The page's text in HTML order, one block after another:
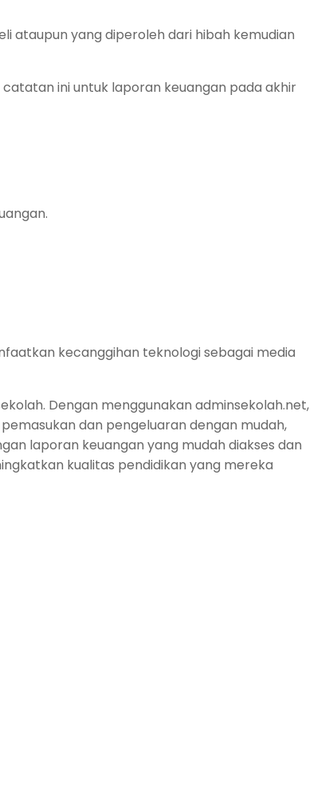
ataupun yang diperoleh dari hibah kemudian
ini untuk laporan keuangan pada akhir
kecanggihan teknologi sebagai media
Dengan menggunakan adminsekolah.net,
dan pengeluaran dengan mudah,
laporan keuangan yang mudah diakses dan
kualitas pendidikan yang mereka